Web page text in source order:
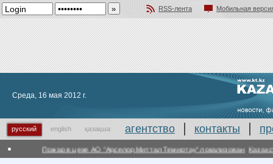
RSS-лента
Мобильная
Среда, 16 мая 2012 г.
русский english қазақша агентство контакты
Пожар в цехе АО "АрселорМиттал Темиртау" локализован Казахстан